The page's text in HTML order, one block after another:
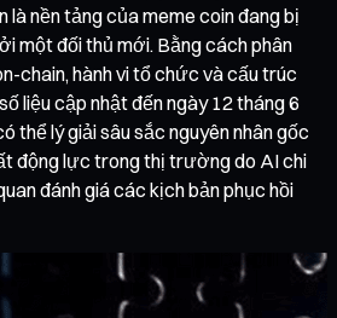
là nền tảng của meme coin đang bị
một đối thủ mới. Bằng cách phân
chain, hành vi tổ chức và cấu trúc
cập nhật đến ngày 12 tháng 6
thể lý giải sâu sắc nguyên nhân gốc
động lực trong thị trường do AI chi
đánh giá các kịch bản phục hồi